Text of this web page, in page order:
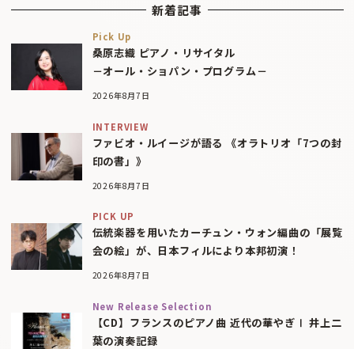
新着記事
Pick Up
桑原志織 ピアノ・リサイタル
－オール・ショパン・プログラム－
2026年8月7日
INTERVIEW
ファビオ・ルイージが語る 《オラトリオ「7つの封
印の書」》
2026年8月7日
PICK UP
伝統楽器を用いたカーチュン・ウォン編曲の「展覧
会の絵」が、日本フィルにより本邦初演！
2026年8月7日
New Release Selection
【CD】フランスのピアノ曲 近代の華やぎⅠ 井上二
葉の演奏記録